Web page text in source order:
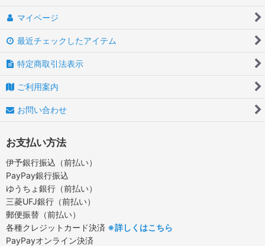
マイページ
最近チェックしたアイテム
特定商取引法表示
ご利用案内
お問い合わせ
お支払い方法
伊予銀行振込（前払い）
PayPay銀行振込
ゆうちょ銀行（前払い）
三菱UFJ銀行（前払い）
郵便振替（前払い）
各種クレジットカード決済 ※詳しくはこちら
PayPayオンライン決済